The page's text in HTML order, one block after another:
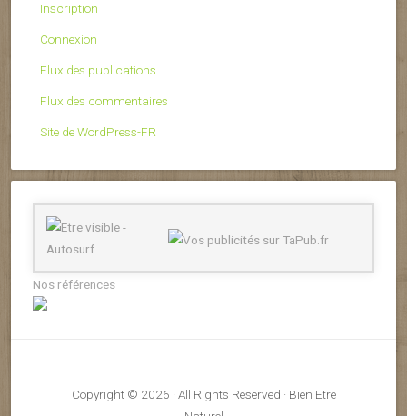
Inscription
Connexion
Flux des publications
Flux des commentaires
Site de WordPress-FR
Nos références
Copyright © 2026 · All Rights Reserved · Bien Etre